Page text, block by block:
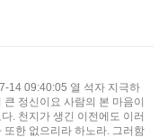
14 09:40:05 열 석자 지극하
정신이요 사람의 본 마음이
. 천지가 생긴 이전에도 이러
한 없으리라 하노라. 그러함